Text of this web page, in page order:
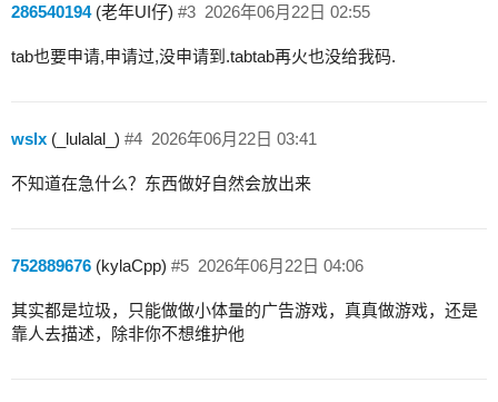
286540194(老年UI仔) 2026年06月22日 02:55
#3
tab也要申请,申请过,没申请到.tabtab再火也没给我码.
wslx (_lulalal_) 2026年06月22日 03:41
#4
不知道在急什么？东西做好自然会放出来
752889676 (kylaCpp) 2026年06月22日 04:06
#5
其实都是垃圾，只能做做小体量的广告游戏，真真做游戏，还是
靠人去描述，除非你不想维护他